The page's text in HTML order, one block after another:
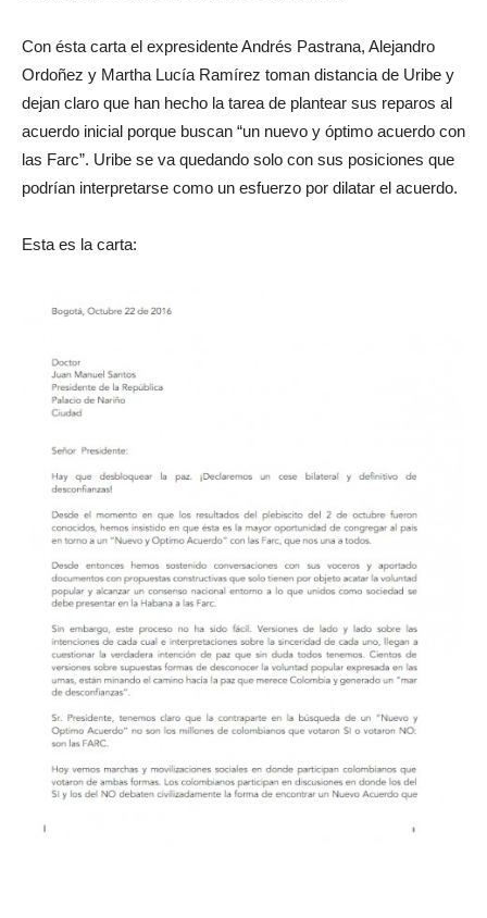
Con ésta carta el expresidente Andrés Pastrana, Alejandro
Ordoñez y Martha Lucía Ramírez toman distancia de Uribe y
dejan claro que han hecho la tarea de plantear sus reparos al
acuerdo inicial porque buscan “un nuevo y óptimo acuerdo con
las Farc”. Uribe se va quedando solo con sus posiciones que
podrían interpretarse como un esfuerzo por dilatar el acuerdo.
Esta es la carta: